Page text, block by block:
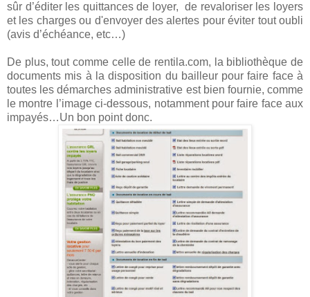
sûr d’éditer les quittances de loyer, de revaloriser les loyers
et les charges ou d'envoyer des alertes pour éviter tout oubli
(avis d’échéance, etc…)
De plus, tout comme celle de rentila.com, la bibliothèque de
documents mis à la disposition du bailleur pour faire face à
toutes les démarches administrative est bien fournie, comme
le montre l’image ci-dessous, notamment pour faire face aux
impayés…Un bon point donc.